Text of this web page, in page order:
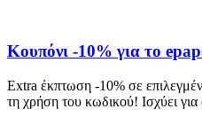
Κουπόνι -10% για το
Extra έκπτωση -10% σε
τη χρήση του κωδικού! Ισχύει